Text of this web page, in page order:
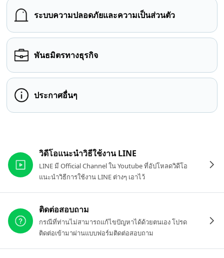
ระบบความปลอดภัยและความเป็นส่วนตัว
พันธมิตรทางธุรกิจ
ประกาศอื่นๆ
วิดีโอแนะนำวิธีใช้งาน LINE
LINE มี Official Channel ใน Youtube ที่อัปโหลดวิดีโอ
แนะนำวิธีการใช้งาน LINE ต่างๆ เอาไว้
ติดต่อสอบถาม
กรณีที่ท่านไม่สามารถแก้ไขปัญหาได้ด้วยตนเอง โปรด
ติดต่อเข้ามาผ่านแบบฟอร์มติดต่อสอบถาม